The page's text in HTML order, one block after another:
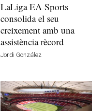
LaLiga EA Sports
consolida el seu
creixement amb una
assistència rècord
Jordi González